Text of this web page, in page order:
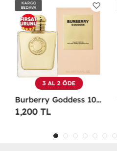
KARGO
BEDAVA
3 AL 2 ÖDE
Burberry Goddess 100 ML EDP Kadın Parfümü -
1,200 TL